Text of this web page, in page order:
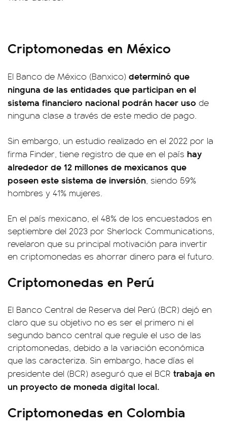
Criptomonedas en México
El Banco de México (Banxico) determinó que
ninguna de las entidades que participan en el
sistema financiero nacional podrán hacer uso de
ninguna clase a través de este medio de pago.
Sin embargo, un estudio realizado en el 2022 por la
firma Finder, tiene registro de que en el país hay
alrededor de 12 millones de mexicanos que
poseen este sistema de inversión, siendo 59%
hombres y 41% mujeres.
En el país mexicano, el 48% de los encuestados en
septiembre del 2023 por Sherlock Communications,
revelaron que su principal motivación para invertir
en criptomonedas es ahorrar dinero para el futuro.
Criptomonedas en Perú
El Banco Central de Reserva del Perú (BCR) dejó en
claro que su objetivo no es ser el primero ni el
segundo banco central que regule el uso de las
criptomonedas, debido a la variación económica
que las caracteriza. Sin embargo, hace días el
presidente del (BCR) aseguró que el BCR trabaja en
un proyecto de moneda digital local.
Criptomonedas en Colombia